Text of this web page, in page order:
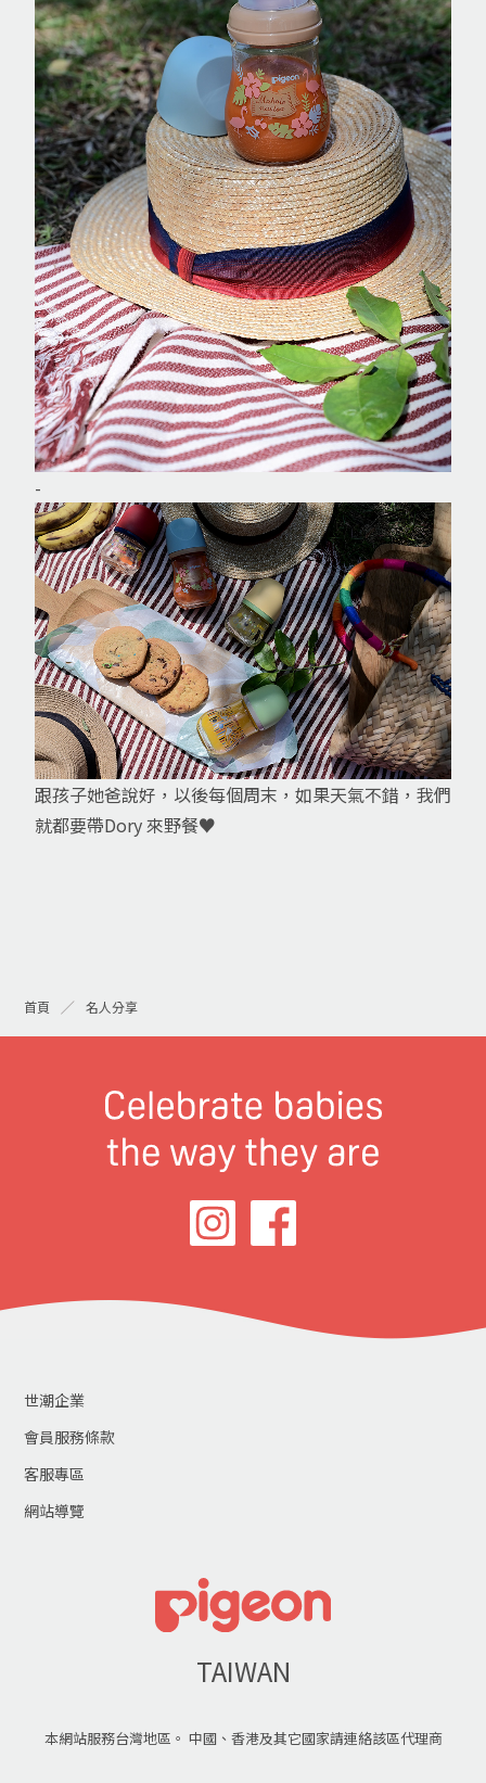
-
跟孩子她爸說好，以後每個周末，如果天氣不錯，我們
就都要帶Dory 來野餐♥️
首頁 名人分享
世潮企業
會員服務條款
客服專區
網站導覽
TAIWAN
本網站服務台灣地區。 中國、香港及其它國家請連絡該區代理商